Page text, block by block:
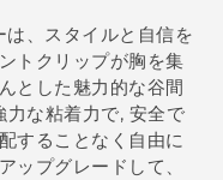
、スタイルと自信を
トクリップが胸を集
とした魅力的な谷間
力な粘着力で, 安全で
することなく自由に
ップグレードして、